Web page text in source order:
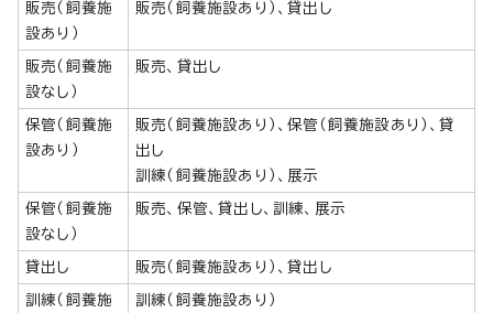
販売（飼養施
設あり）
販売（飼養施設あり）、貸出し
販売（飼養施
設なし）
販売、貸出し
保管（飼養施
設あり）
販売（飼養施設あり）、保管（飼養施設あり）、貸
出し
訓練（飼養施設あり）、展示
保管（飼養施
設なし）
販売、保管、貸出し、訓練、展示
貸出し 販売（飼養施設あり）、貸出し
訓練（飼養施
訓練（飼養施設あり）